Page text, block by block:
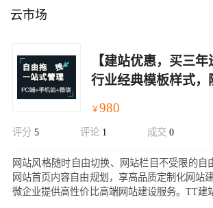
云市场
【建站优惠，买三
行业经典模板样式，
￥980
评分 5 评论 1 成交0
网站风格随时自由切换、网站栏目不受限的自
网站首页内容自由规划，享高品质定制化网站
微企业提供高性价比高端网站建设服务。TT建